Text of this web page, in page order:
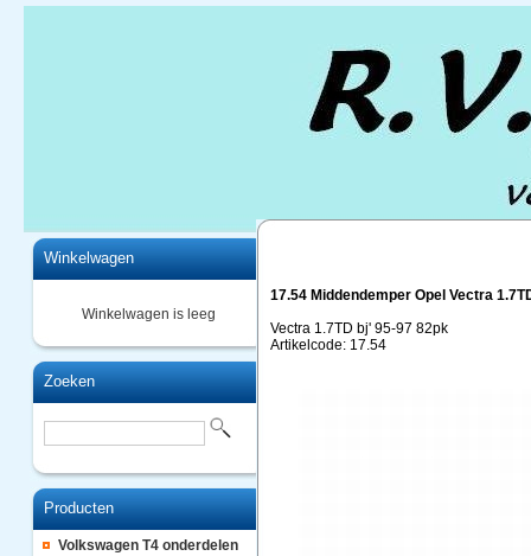
Winkelwagen
Winkelwagen is leeg
Zoeken
Producten
Volkswagen T4 onderdelen
17.54 Middendemper Opel Vectra
Vectra 1.7TD bj' 95-97 82pk
Artikelcode: 17.54